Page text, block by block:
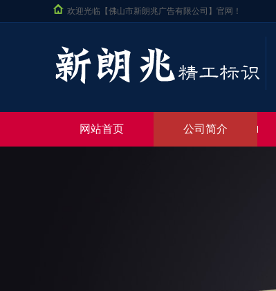
欢迎光临【佛山市新朗兆广告有限公司】官网！
网站首页 公司简介